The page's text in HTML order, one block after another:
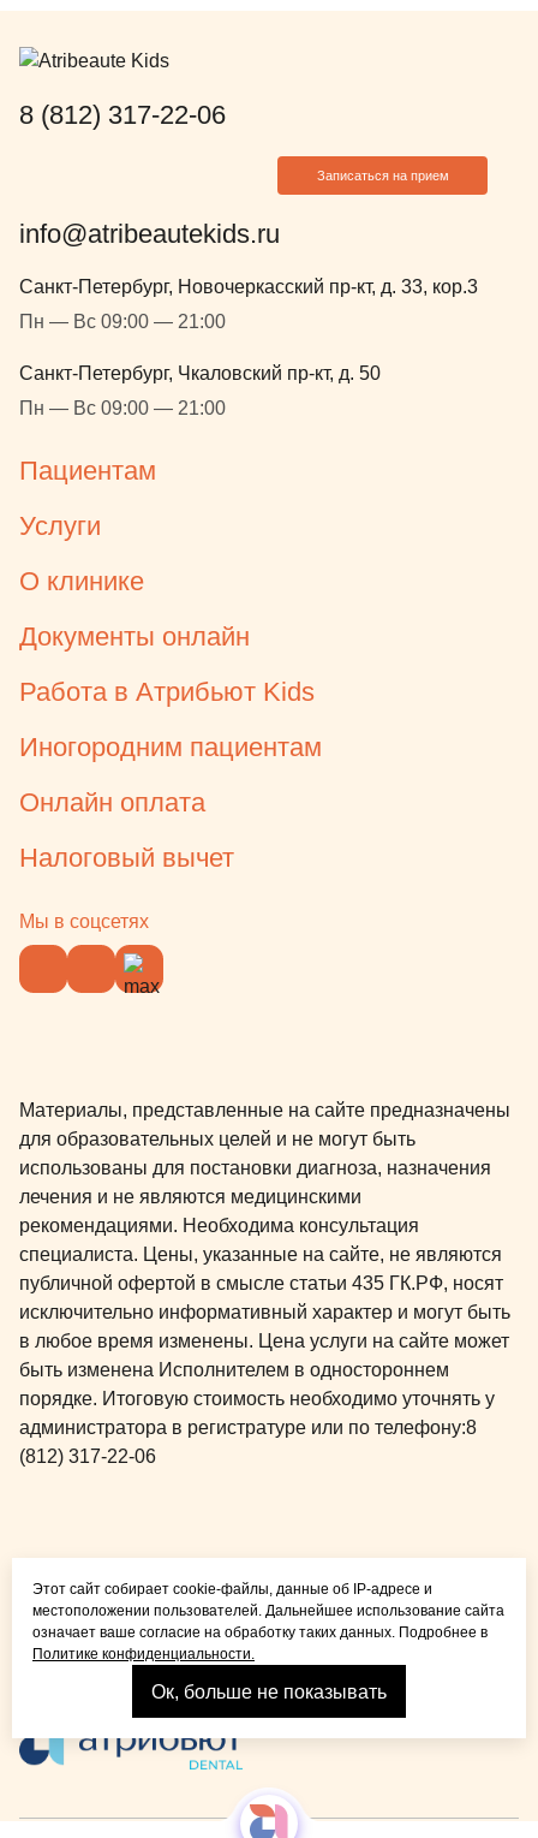
8 (812) 317-22-06
Записаться на прием
info@atribeautekids.ru
Санкт-Петербург, Новочеркасский пр-кт, д. 33, кор.3
Пн — Вс 09:00 — 21:00
Санкт-Петербург, Чкаловский пр-кт, д. 50
Пн — Вс 09:00 — 21:00
Пациентам
Услуги
О клинике
Документы онлайн
Работа в Атрибьют Kids
Иногородним пациентам
Онлайн оплата
Налоговый вычет
Мы в соцсетях
Материалы, представленные на сайте предназначены
для образовательных целей и не могут быть
использованы для постановки диагноза, назначения
лечения и не являются медицинскими
рекомендациями. Необходима консультация
специалиста. Цены, указанные на сайте, не являются
публичной офертой в смысле статьи 435 ГК.РФ, носят
исключительно информативный характер и могут быть
в любое время изменены. Цена услуги на сайте может
быть изменена Исполнителем в одностороннем
порядке. Итоговую стоимость необходимо уточнять у
администратора в регистратуре или по телефону:8
(812) 317-22-06
детей и взрослых
Взрослая стоматология
Этот сайт собирает cookie-файлы, данные об IP-адресе и
местоположении пользователей. Дальнейшее использование сайта
означает ваше согласие на обработку таких данных. Подробнее в
Политике конфиденциальности.
Ок, больше не показывать